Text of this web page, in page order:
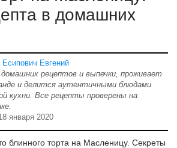
в домашних
Есипович Евгений
рецептов и выпечки, проживает
и делится аутентичными блюдами
кухни. Все рецепты проверены на
января 2020
блинного торта на Масленицу. Секреты